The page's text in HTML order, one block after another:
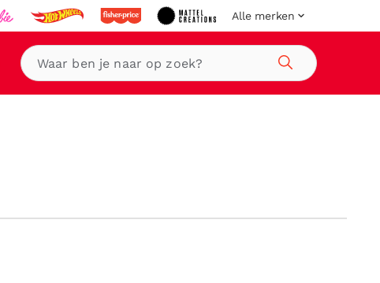
Alle merken
Zoeken